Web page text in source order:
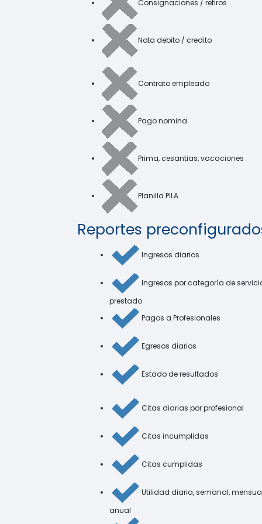
Consignaciones / retiros
Nota debito / credito
Contrato empleado
Pago nomina
Prima, cesantias, vacaciones
Planilla PILA
Reportes
Ingresos diarios
Ingresos por categoría de
prestado
Pagos a Profesionales
Egresos diarios
Estado de resultados
Citas diarias por profesional
Citas incumplidas
Citas cumplidas
Utilidad diaria, semanal,
anual